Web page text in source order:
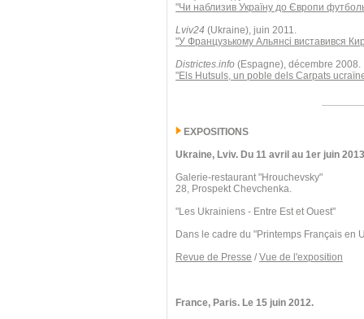
"Чи наблизив Україну до Європи
Lviv24 (Ukraine), juin 2011.
"У Французькому Альянсі виставився
Districtes.info (Espagne), décembre 2008.
"Els Hutsuls, un poble dels Carpats
EXPOSITIONS
Ukraine, Lviv. Du 11 avril au 1er juin
Galerie-restaurant "Hrouchevsky"
28, Prospekt Chevchenka.
"Les Ukrainiens - Entre Est et Ouest"
Dans le cadre du "Printemps Français en
Revue de Presse /Vue de l'exposition
France, Paris. Le 15 juin 2012.